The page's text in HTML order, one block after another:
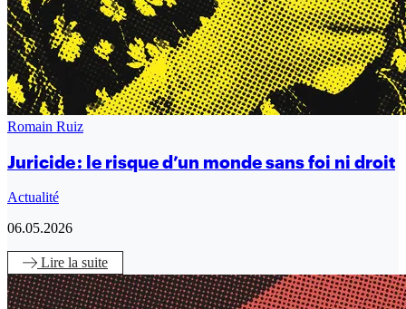
Romain Ruiz
Juricide : le risque d’un monde sans foi ni droit
Actualité
06.05.2026
Lire la suite